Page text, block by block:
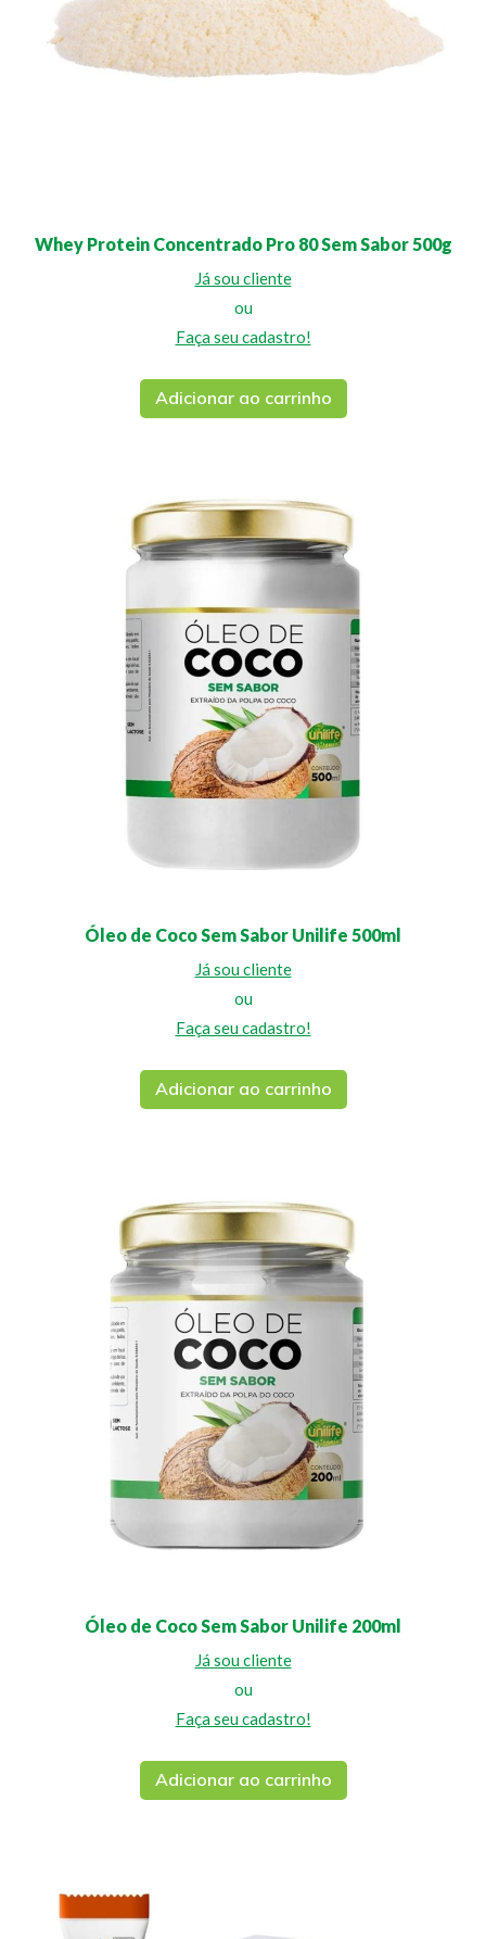
Whey Protein Concentrado Pro 80 Sem Sabor 500g
Já sou cliente
ou
Faça seu cadastro!
Adicionar ao carrinho
Óleo de Coco Sem Sabor Unilife 500ml
Já sou cliente
ou
Faça seu cadastro!
Adicionar ao carrinho
Óleo de Coco Sem Sabor Unilife 200ml
Já sou cliente
ou
Faça seu cadastro!
Adicionar ao carrinho